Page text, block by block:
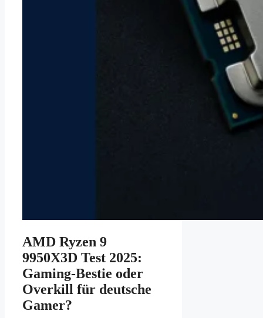
AMD Ryzen 9
9950X3D Test 2025:
Gaming-Bestie oder
Overkill für deutsche
Gamer?